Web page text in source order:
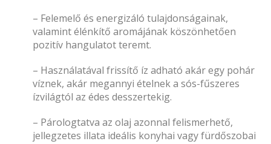
– Felemelő és energizáló tulajdonságainak,
valamint élénkítő aromájának köszönhetően
pozitív hangulatot teremt.
– Használatával frissítő íz adható akár egy pohár
víznek, akár megannyi ételnek a sós-fűszeres
ízvilágtól az édes desszertekig.
– Párologtatva az olaj azonnal felismerhető,
jellegzetes illata ideális konyhai vagy fürdőszobai